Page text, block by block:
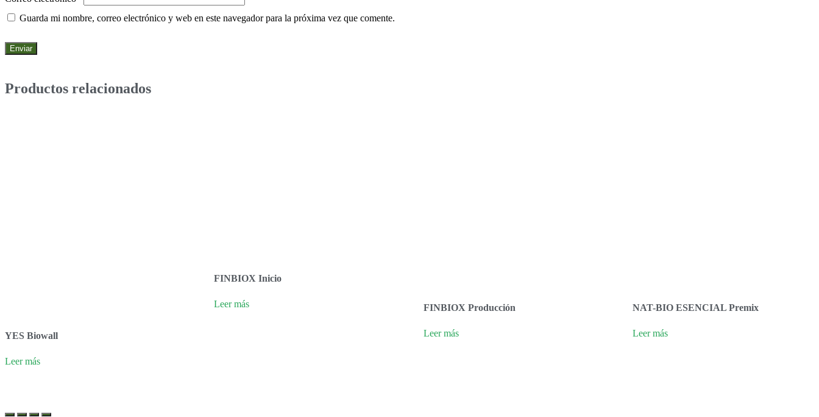
Guarda mi nombre, correo electrónico y web en este navegador para la próxima vez que comente.
Productos relacionados
YES Biowall
Leer más
FINBIOX Inicio
Leer más FINBIOX Producción
Leer más
NAT-BIO ESENCIAL Premix
Leer más